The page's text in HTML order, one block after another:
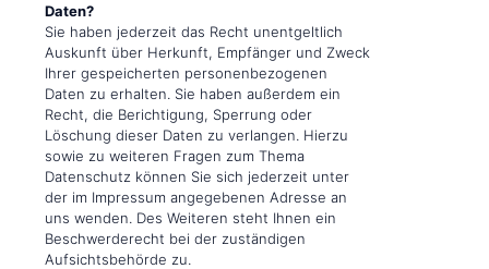
Daten?
Sie haben jederzeit das Recht unentgeltlich
Auskunft über Herkunft, Empfänger und Zweck
Ihrer gespeicherten personenbezogenen
Daten zu erhalten. Sie haben außerdem ein
Recht, die Berichtigung, Sperrung oder
Löschung dieser Daten zu verlangen. Hierzu
sowie zu weiteren Fragen zum Thema
Datenschutz können Sie sich jederzeit unter
der im Impressum angegebenen Adresse an
uns wenden. Des Weiteren steht Ihnen ein
Beschwerderecht bei der zuständigen
Aufsichtsbehörde zu.